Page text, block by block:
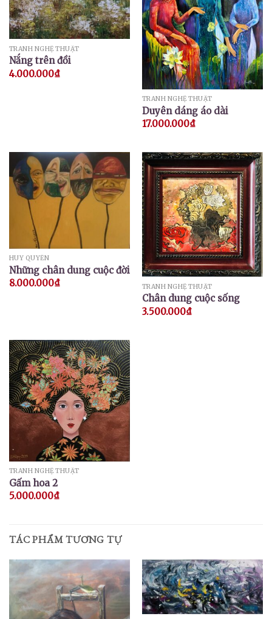
TRANH NGHỆ THUẬT
Nắng trên đồi
4.000.000₫
TRANH NGHỆ THUẬT
Duyên dáng áo dài
17.000.000₫
HUY QUYỂN
Những chân dung cuộc đời
8.000.000₫ TRANH NGHỆ THUẬT
Chân dung cuộc sống
3.500.000₫
TRANH NGHỆ THUẬT
Gấm hoa 2
5.000.000₫
TÁC PHẨM TƯƠNG TỰ